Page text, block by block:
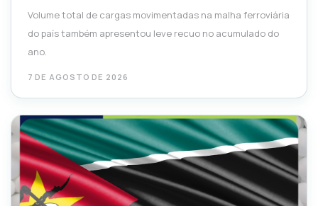
Volume total de cargas movimentadas na malha ferroviária
do país também apresentou leve recuo no acumulado do
ano.
7 DE AGOSTO DE 2026